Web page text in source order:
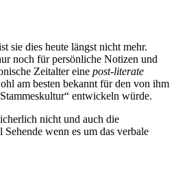
sie dies heute längst nicht mehr.
noch für persönliche Notizen und
Zeitalter eine post-literate
am besten bekannt für den von ihm
entwickeln würde.
nicht und auch die
wenn es um das verbale